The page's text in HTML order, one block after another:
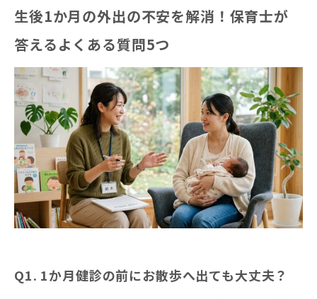
生後1か月の外出の不安を解消！保育士が
答えるよくある質問5つ
Q1. 1か月健診の前にお散歩へ出ても大丈夫？